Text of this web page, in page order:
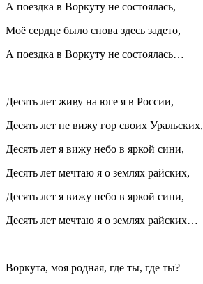
А поездка в Воркуту не состоялась,
Моё сердце было снова здесь задето,
А поездка в Воркуту не состоялась…
Десять лет живу на юге я в России,
Десять лет не вижу гор своих Уральских,
Десять лет я вижу небо в яркой сини,
Десять лет мечтаю я о землях райских,
Десять лет я вижу небо в яркой сини,
Десять лет мечтаю я о землях райских…
Воркута, моя родная, где ты, где ты?